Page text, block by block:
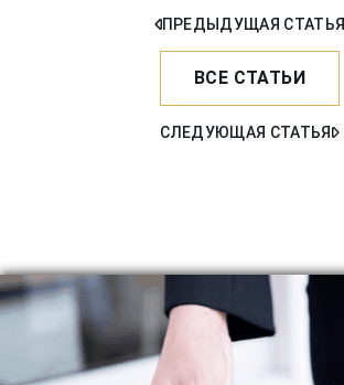
ПРЕДЫДУЩАЯ СТАТЬЯ
ВСЕ СТАТЬИ
СЛЕДУЮЩАЯ СТАТЬЯ